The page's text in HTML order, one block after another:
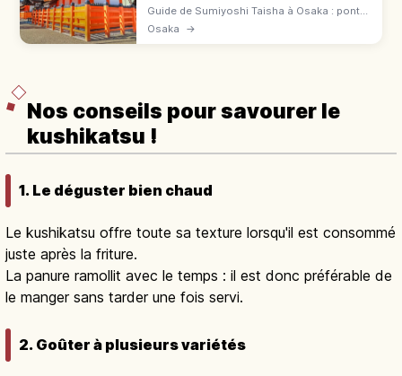
Guide de Sumiyoshi Taisha à Osaka : pont
Taiko, quatre pavillons Trésors nationaux et
Osaka →
Nos conseils pour savourer le
kushikatsu !
1. Le déguster bien chaud
Le kushikatsu offre toute sa texture lorsqu'il est consommé
juste après la friture.
La panure ramollit avec le temps : il est donc préférable de
le manger sans tarder une fois servi.
2. Goûter à plusieurs variétés